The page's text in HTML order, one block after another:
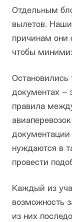
Отдельным
вылетов.
причинам они
чтобы
документах –
правила
документации
нуждаются в
провести
Каждый из
возможность
из них